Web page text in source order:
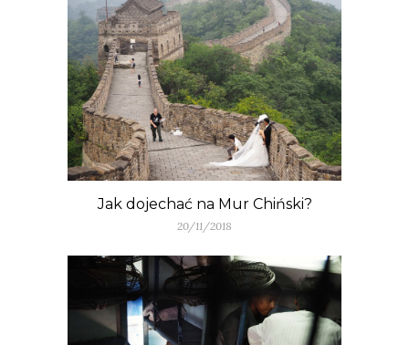
Jak dojechać na Mur Chiński?
20/11/2018